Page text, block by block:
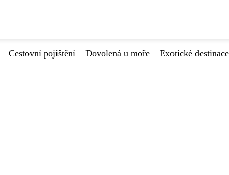
Cestovní pojištění Dovolená u moře Exotické destinace